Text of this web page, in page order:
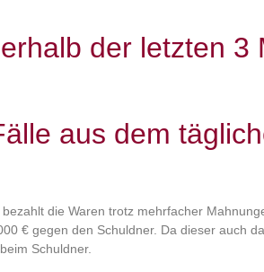
der letzten 3
aus dem
die Waren trotz mehrfacher
€ gegen den Schuldner. Da dieser auch
Schuldner.